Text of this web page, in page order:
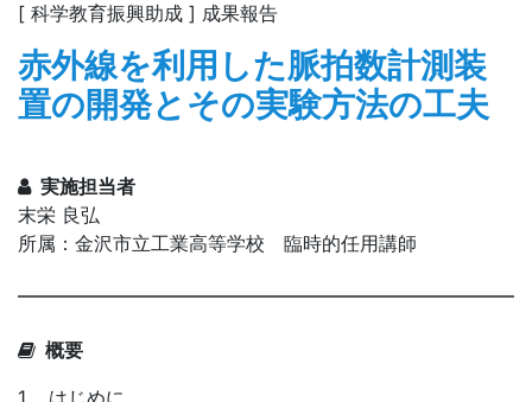
[ 科学教育振興助成 ] 成果報告
赤外線を利用した脈拍数計測装
置の開発とその実験方法の工夫
実施担当者
末栄 良弘
所属：金沢市立工業高等学校 臨時的任用講師
概要